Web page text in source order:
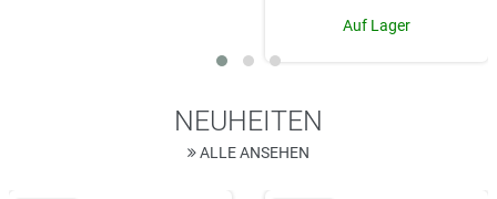
Auf Lager
NEUHEITEN
ALLE ANSEHEN